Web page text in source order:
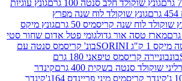
חלב סנטה 100 גרם
גונץ עוגיות
שוקולד לוח שנה מפרץ
קריסמיס 50 גרם
גונץ מיקס
אור גדולגומי פטל אדום שחור סטי
בונ' קריסמס סנטה עם
בונבוניירה קריסמס טיפאני 180 גרם
קינדר
מיני פריינדס 164ג'
קינדר